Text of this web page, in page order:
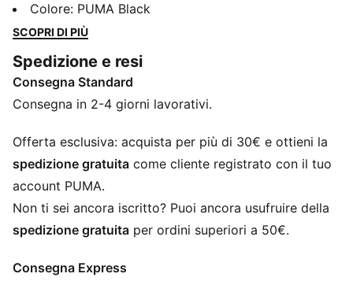
ricamato. Il cappuccio regolabile, i polsini e l'orlo a
coste assicurano una vestibilità perfetta. Abbracciate
imbattibile di PUMA.
CARATTERISTICHE + VANTAGGI
Con almeno il 50% di materiale riciclato
Vestibilità regolare
Felpa
Lunghezza regolare
Maniche lunghe
Tasca a marsupio
Colore: PUMA Black
SCOPRI DI PIÙ
Spedizione e resi
Consegna Standard
Consegna in 2-4 giorni lavorativi.
Offerta esclusiva: acquista per più di 30€ e ottieni la
spedizione gratuita come cliente registrato con il tuo
account PUMA.
Non ti sei ancora iscritto? Puoi ancora usufruire della
spedizione gratuita per ordini superiori a 50€.
Consegna Express